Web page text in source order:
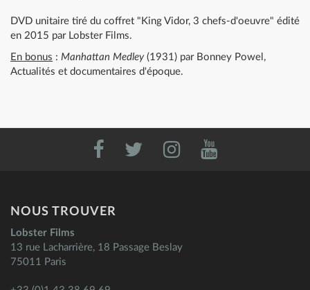
DVD unitaire tiré du coffret "King Vidor, 3 chefs-d'oeuvre" édité
en 2015 par Lobster Films.
En bonus : Manhattan Medley (1931) par Bonney Powel,
Actualités et documentaires d'époque.
NOUS TROUVER
Lobster Films
13 rue Lacharrière, 18 Passage Beslay
75011 Paris